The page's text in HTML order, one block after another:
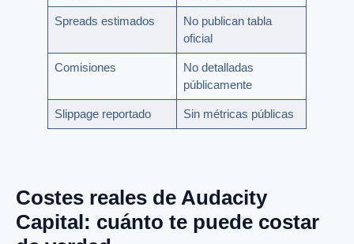
Spreads estimados
No publican tabla
oficial
Comisiones
No detalladas
públicamente
Slippage reportado Sin métricas públicas
Costes reales de Audacity
Capital: cuánto te puede costar